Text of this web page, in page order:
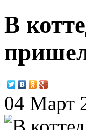
В
04 Март